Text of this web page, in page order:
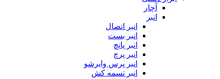
آچار
انبر
انبر اتصال
انبر بست
انبر پانچ
انبر پرچ
انبر پرس وایرشو
انبر تسمه کش